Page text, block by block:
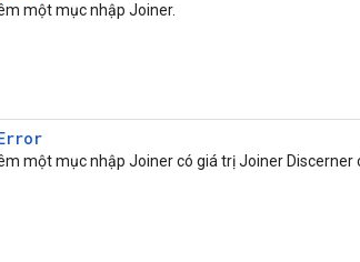
một mục nhập Joiner.
một mục nhập Joiner có giá trị Joiner Discerner